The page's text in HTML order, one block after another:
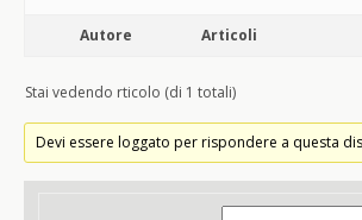
Autore Articoli
Stai vedendo rticolo (di 1 totali)
Devi essere loggato per rispondere a questa